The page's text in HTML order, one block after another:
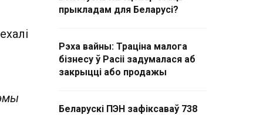
прыкладам для Беларусі?
Рэха вайны: Траціна малога
бізнесу ў Расіі задумалася аб
закрыцці або продажы
Беларускі ПЭН зафіксаваў 738